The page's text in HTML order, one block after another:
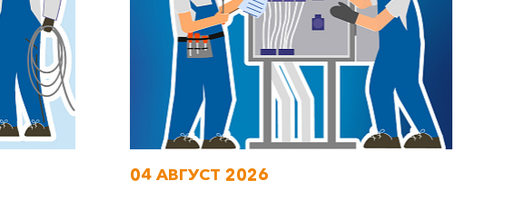
04 АВГУСТ 2026